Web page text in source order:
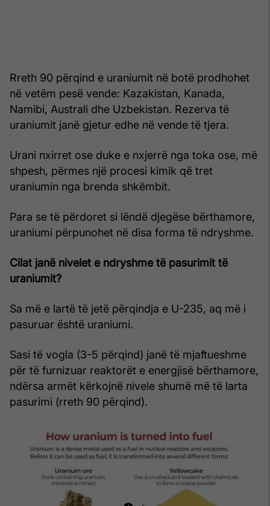
Rreth 90 përqind e uraniumit në botë prodhohet
në vetëm pesë vende: Kazakistan, Kanada,
Namibi, Australi dhe Uzbekistan. Rezerva të
uraniumit janë gjetur edhe në vende të tjera.
Urani nxirret ose duke e nxjerrë nga toka ose, më
shpesh, përmes një procesi kimik që tret
uraniumin nga brenda shkëmbit.
Para se të përdoret si lëndë djegëse bërthamore,
uraniumi përpunohet në disa forma të ndryshme.
Cilat janë nivelet e ndryshme të pasurimit të
uraniumit?
Sa më e lartë të jetë përqindja e U-235, aq më i
pasuruar është uraniumi.
Sasi të vogla (3-5 përqind) janë të mjaftueshme
për të furnizuar reaktorët e energjisë bërthamore,
ndërsa armët kërkojnë nivele shumë më të larta
pasurimi (rreth 90 përqind).